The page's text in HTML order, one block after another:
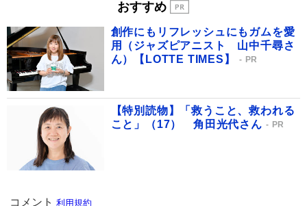
おすすめ
創作にもリフレッシュにもガムを愛
用（ジャズピアニスト 山中千尋さ
ん）【LOTTE TIMES】
PR
【特別読物】「救うこと、救われる
こと」（17） 角田光代さん
PR